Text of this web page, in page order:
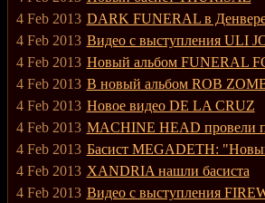
4 Feb 2013 DARK FUNERAL в
4 Feb 2013 Видео с выступления ULI
4 Feb 2013 Новый альбом FUNERAL
4 Feb 2013 В новый альбом ROB
4 Feb 2013 Новое видео DE LA CRUZ
4 Feb 2013 MACHINE HEAD провели
4 Feb 2013 Басист MEGADETH:
4 Feb 2013 XANDRIA нашли басиста
4 Feb 2013 Видео с выступления